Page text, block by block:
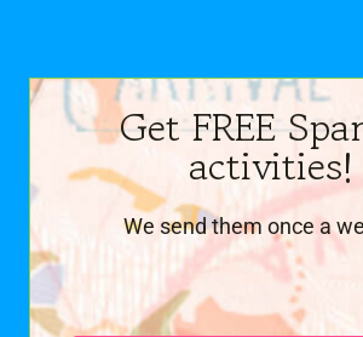
Get FREE
activities!
We send them once a